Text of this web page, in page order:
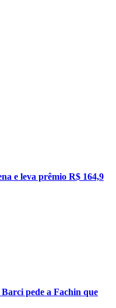
e leva prêmio R$ 164,9
pede a Fachin que